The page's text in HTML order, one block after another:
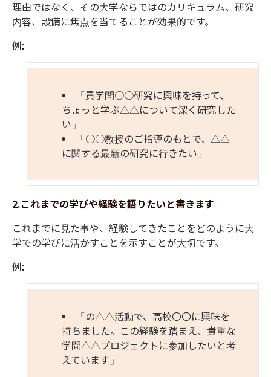
理由ではなく、その大学ならではのカリキュラム、研究
内容、設備に焦点を当てることが効果的です。
例:
「貴学問○○研究に興味を持って、
ちょっと学ぶ△△について深く研究した
い」
「○○教授のご指導のもとで、△△
に関する最新の研究に行きたい」
2.これまでの学びや経験を語りたいと書きます
これまでに見た事や、経験してきたことをどのように大
学での学びに活かすことを示すことが大切です。
例:
「の△△活動で、高校〇〇に興味を
持ちました。この経験を踏まえ、貴重な
学問△△プロジェクトに参加したいと考
えています」